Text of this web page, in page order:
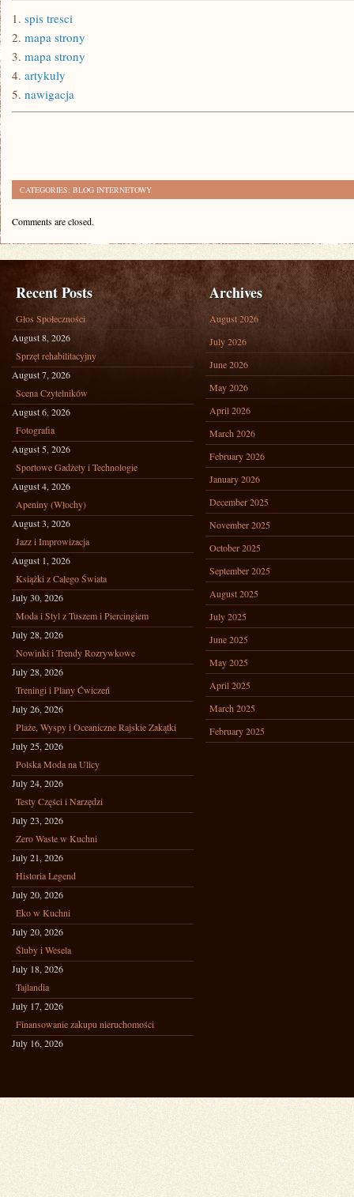
1. spis tresci
2. mapa strony
3. mapa strony
4. artykuly
5. nawigacja
CATEGORIES: BLOG INTERNETOWY
Comments are closed.
Recent Posts
Głos Społeczności
August 8, 2026
Sprzęt rehabilitacyjny
August 7, 2026
Scena Czytelników
August 6, 2026
Fotografia
August 5, 2026
Sportowe Gadżety i Technologie
August 4, 2026
Apeniny (Włochy)
August 3, 2026
Jazz i Improwizacja
August 1, 2026
Książki z Całego Świata
July 30, 2026
Moda i Styl z Tuszem i Piercingiem
July 28, 2026
Nowinki i Trendy Rozrywkowe
July 28, 2026
Treningi i Plany Ćwiczeń
July 26, 2026
Plaże, Wyspy i Oceaniczne Rajskie Zakątki
July 25, 2026
Polska Moda na Ulicy
July 24, 2026
Testy Części i Narzędzi
July 23, 2026
Zero Waste w Kuchni
July 21, 2026
Historia Legend
July 20, 2026
Eko w Kuchni
July 20, 2026
Śluby i Wesela
July 18, 2026
Tajlandia
July 17, 2026
Finansowanie zakupu nieruchomości
July 16, 2026
Archives
August 2026
July 2026
June 2026
May 2026
April 2026
March 2026
February 2026
January 2026
December 2025
November 2025
October 2025
September 2025
August 2025
July 2025
June 2025
May 2025
April 2025
March 2025
February 2025